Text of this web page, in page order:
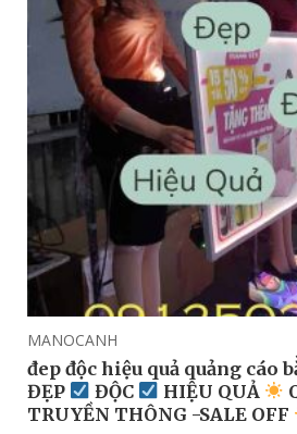
MANOCANH
đep độc hiệu quả quảng cáo
ĐẸP
ĐỘC HIỆU QUẢ
TRUYỀN THÔNG -SALE OFF